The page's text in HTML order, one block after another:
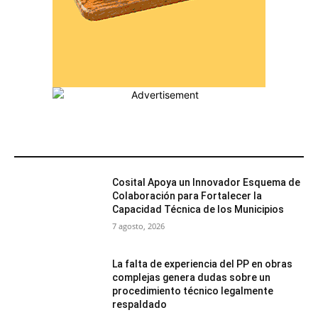
Cosital Apoya un Innovador Esquema de
Colaboración para Fortalecer la
Capacidad Técnica de los Municipios
7 agosto, 2026
La falta de experiencia del PP en obras
complejas genera dudas sobre un
procedimiento técnico legalmente
respaldado